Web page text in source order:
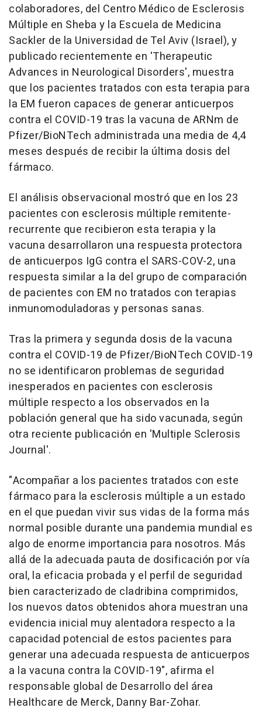
colaboradores, del Centro Médico de Esclerosis
Múltiple en Sheba y la Escuela de Medicina
Sackler de la Universidad de Tel Aviv (Israel), y
publicado recientemente en 'Therapeutic
Advances in Neurological Disorders', muestra
que los pacientes tratados con esta terapia para
la EM fueron capaces de generar anticuerpos
contra el COVID-19 tras la vacuna de ARNm de
Pfizer/BioNTech administrada una media de 4,4
meses después de recibir la última dosis del
fármaco.
El análisis observacional mostró que en los 23
pacientes con esclerosis múltiple remitente-
recurrente que recibieron esta terapia y la
vacuna desarrollaron una respuesta protectora
de anticuerpos IgG contra el SARS-COV-2, una
respuesta similar a la del grupo de comparación
de pacientes con EM no tratados con terapias
inmunomoduladoras y personas sanas.
Tras la primera y segunda dosis de la vacuna
contra el COVID-19 de Pfizer/BioNTech COVID-19
no se identificaron problemas de seguridad
inesperados en pacientes con esclerosis
múltiple respecto a los observados en la
población general que ha sido vacunada, según
otra reciente publicación en 'Multiple Sclerosis
Journal'.
"Acompañar a los pacientes tratados con este
fármaco para la esclerosis múltiple a un estado
en el que puedan vivir sus vidas de la forma más
normal posible durante una pandemia mundial es
algo de enorme importancia para nosotros. Más
allá de la adecuada pauta de dosificación por vía
oral, la eficacia probada y el perfil de seguridad
bien caracterizado de cladribina comprimidos,
los nuevos datos obtenidos ahora muestran una
evidencia inicial muy alentadora respecto a la
capacidad potencial de estos pacientes para
generar una adecuada respuesta de anticuerpos
a la vacuna contra la COVID-19", afirma el
responsable global de Desarrollo del área
Healthcare de Merck, Danny Bar-Zohar.